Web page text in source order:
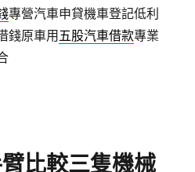
專營汽車申貸機車登記低利
錢原車用五股汽車借款專業
比較三隻機械